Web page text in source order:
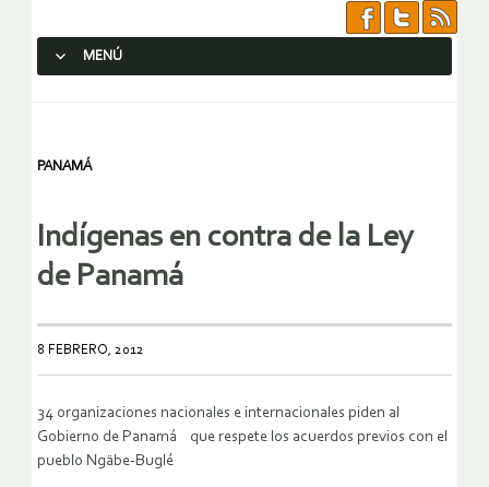
MENÚ
PANAMÁ
Indígenas en contra de la Ley
de Panamá
8 FEBRERO, 2012
34 organizaciones nacionales e internacionales piden al
Gobierno de Panamá que respete los acuerdos previos con el
pueblo Ngäbe-Buglé